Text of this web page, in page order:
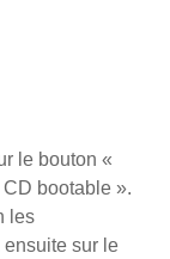
le bouton «
bootable ».
les
sur le